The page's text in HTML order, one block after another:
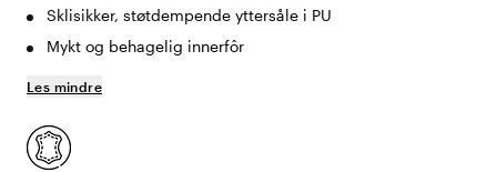
Sklisikker, støtdempende yttersåle i PU
Mykt og behagelig innerfôr
Les mindre